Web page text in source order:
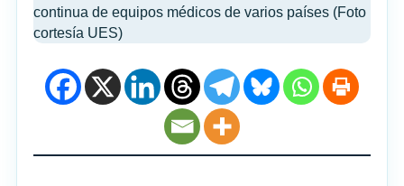
continua de equipos médicos de varios países (Foto
cortesía UES)